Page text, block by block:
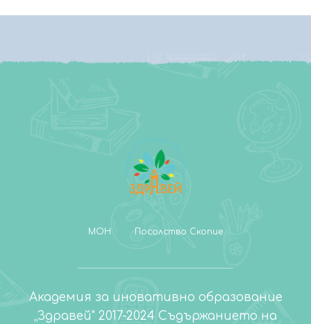
МОН Посолство Скопие
Академия за иновативно образование
„Здравей" 2017-2024 Съдържанието на